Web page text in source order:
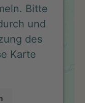
Bitte
und
des
Karte